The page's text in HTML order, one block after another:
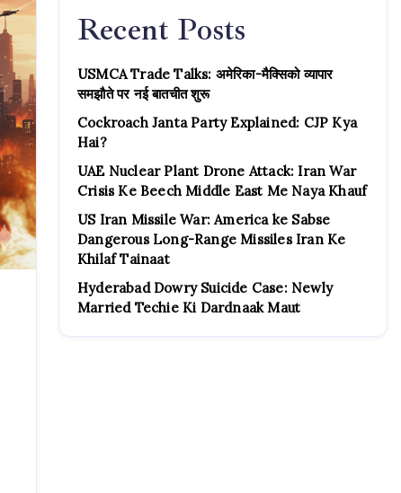
Recent Posts
USMCA Trade Talks: अमेरिका-मैक्सिको व्यापार
समझौते पर नई बातचीत शुरू
Cockroach Janta Party Explained: CJP Kya
Hai?
UAE Nuclear Plant Drone Attack: Iran War
Crisis Ke Beech Middle East Me Naya Khauf
US Iran Missile War: America ke Sabse
Dangerous Long-Range Missiles Iran Ke
Khilaf Tainaat
Hyderabad Dowry Suicide Case: Newly
Married Techie Ki Dardnaak Maut